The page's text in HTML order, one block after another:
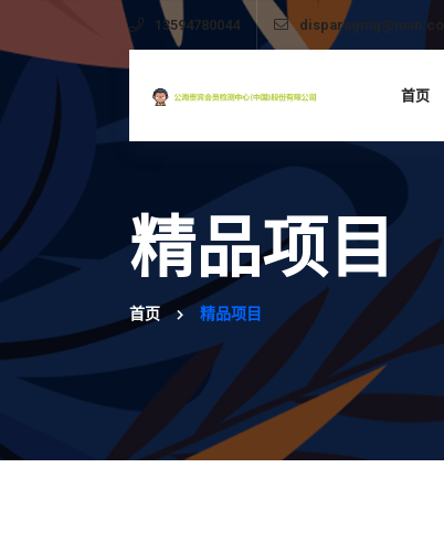
13594780044
首页
精品项目
首页 精品项目